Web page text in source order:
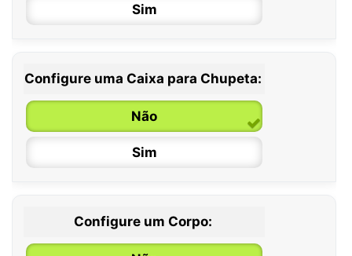
Sim
Configure uma Caixa para Chupeta:
Não
Sim
Configure um Corpo: